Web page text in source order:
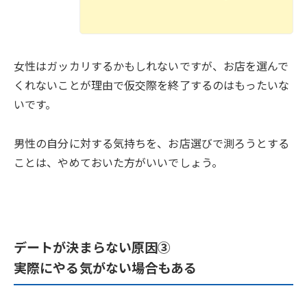
女性はガッカリするかもしれないですが、お店を選んで
くれないことが理由で仮交際を終了するのはもったいな
いです。
男性の自分に対する気持ちを、お店選びで測ろうとする
ことは、やめておいた方がいいでしょう。
デートが決まらない原因③
実際にやる気がない場合もある